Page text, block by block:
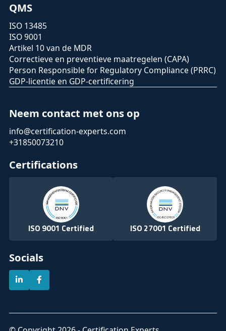
QMS
ISO 13485
ISO 9001
Artikel 10 van de MDR
Correctieve en preventieve maatregelen (CAPA)
Person Responsible for Regulatory Compliance (PRRC)
GDP-licentie en GDP-certificering
Neem contact met ons op
info@certification-experts.com
+31850073210
Certifications
ISO 9001 Certified ISO 27001 Certified
Socials